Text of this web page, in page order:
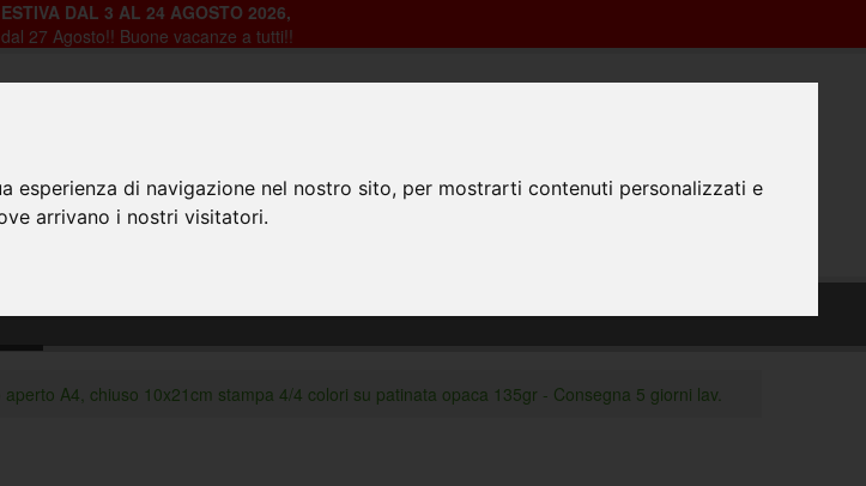
di navigazione nel nostro sito, per mostrarti contenuti personalizzati e
arrivano i nostri visitatori.
DAL 3 AL 24 AGOSTO 2026,
27 Agosto!! Buone vacanze a tutti!!
A4, chiuso 10x21cm stampa 4/4 colori su patinata opaca 135gr - Consegna 5 giorni lav.